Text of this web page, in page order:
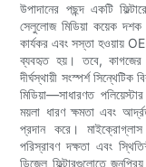
উপাদানের পছন্দ একটি
সেলুলোজ মিডিয়া কয়েক
কার্যকর এবং সস্তা হওয়ায়
ব্যবহৃত হয়। তবে, কাগজের
দীর্ঘস্থায়ী সংস্পর্শ
মিডিয়া—সাধারণত
ময়লা ধারণ ক্ষমতা এবং
প্রদান করে। মাইক্রোগ্লাস
পরিস্রাবণ দক্ষতা এবং
ডিজেল ফিল্টারগুলোতে